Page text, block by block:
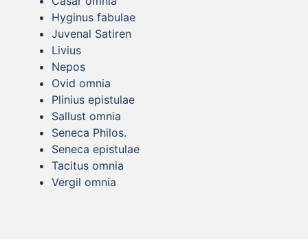
Hyginus fabulae
Juvenal Satiren
Livius
Nepos
Ovid omnia
Plinius epistulae
Sallust omnia
Seneca Philos.
Seneca epistulae
Tacitus omnia
Vergil omnia